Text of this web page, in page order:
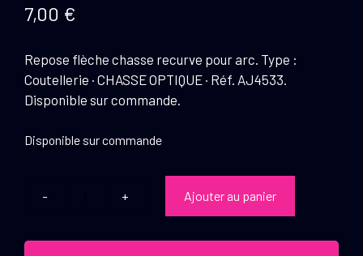
7,00 €
Repose flèche chasse recurve pour arc. Type :
Coutellerie · CHASSE OPTIQUE · Réf. AJ4533.
Disponible sur commande.
Disponible sur commande
quantité
Repose
Ajouter au panier